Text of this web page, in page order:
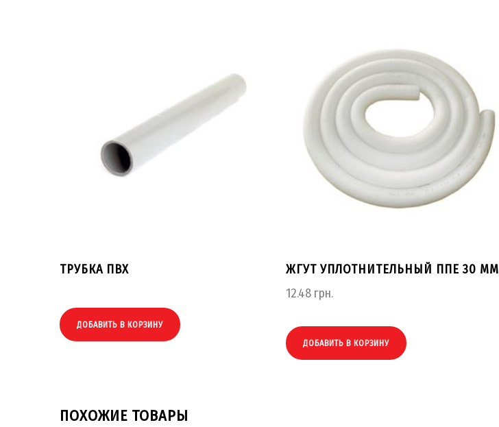
ТРУБКА ПВХ
ДОБАВИТЬ В КОРЗИНУ
ЖГУТ УПЛОТНИТЕЛЬНЫЙ ППЕ 30 ММ
12.48 грн.
ДОБАВИТЬ В КОРЗИНУ
ПОХОЖИЕ ТОВАРЫ